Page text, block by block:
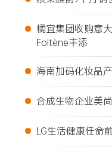
• 橘宜集团收购意
Foltène丰添
• 海南加码化妆品
• 合成生物企业美
• LG生活健康任命